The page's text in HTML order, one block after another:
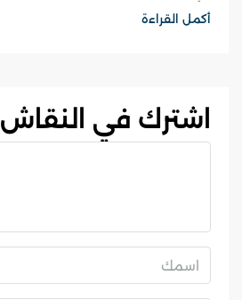
أكمل القراءة
اشترك في النقاش